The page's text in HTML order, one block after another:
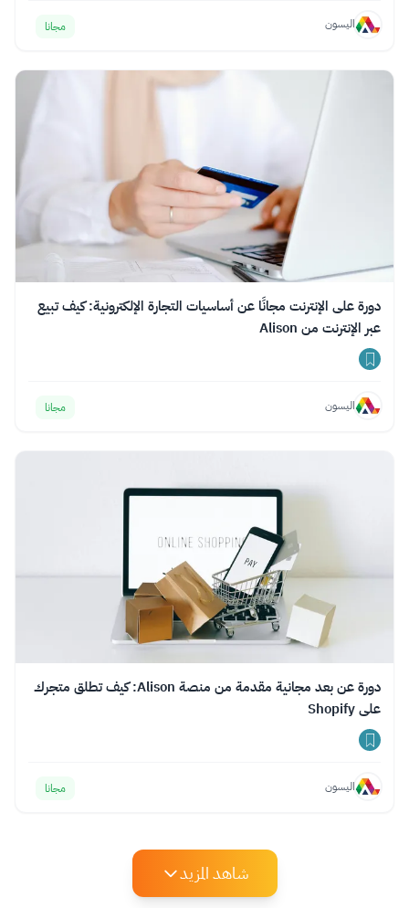
اليسون مجانا
دورة على الإنترنت مجانًا عن أساسيات التجارة الإلكترونية: كيف تبيع
عبر الإنترنت من Alison
اليسون مجانا
دورة عن بعد مجانية مقدمة من منصة Alison: كيف تطلق متجرك
على Shopify
اليسون مجانا
شاهد المزيد